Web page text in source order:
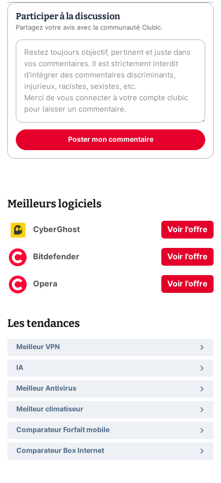
Participer à la discussion
Partagez votre avis avec la communauté Clubic.
Poster mon commentaire
Meilleurs logiciels
CyberGhost Voir l'offre
Bitdefender Voir l'offre
Opera Voir l'offre
Les tendances
Meilleur VPN
IA
Meilleur Antivirus
Meilleur climatiseur
Comparateur Forfait mobile
Comparateur Box Internet